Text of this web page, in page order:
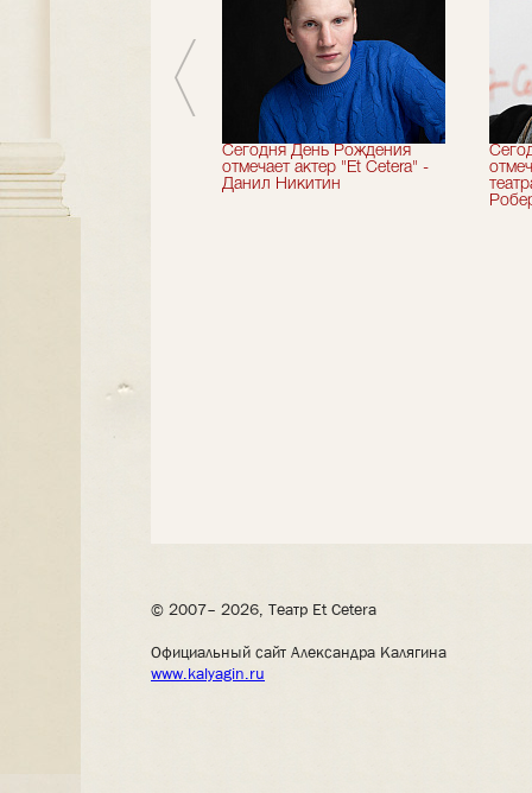
сезон!
Сегодня День Рождения
отмечает актер "Et Cetera" -
Данил Никитин
© 2007– 2026, Театр Et Cetera
Официальный сайт Александра Калягина
www.kalyagin.ru